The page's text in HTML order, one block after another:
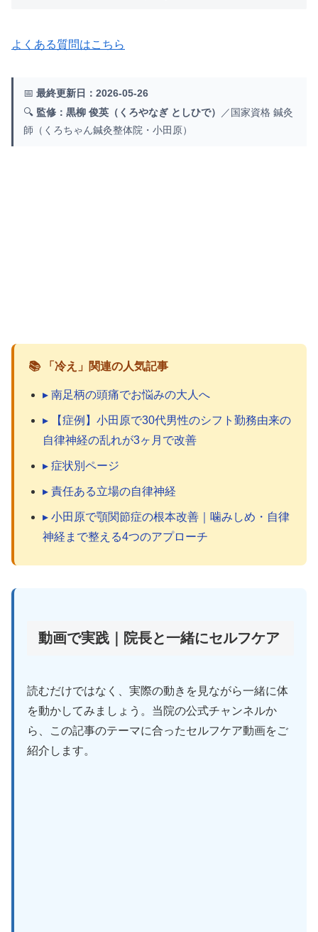
よくある質問はこちら
📅 最終更新日：2026-05-26
🔍 監修：黒柳 俊英（くろやなぎ としひで）
／国家資格 鍼灸
師（くろちゃん鍼灸整体院・小田原）
📚 「冷え」関連の人気記事
▸ 南足柄の頭痛でお悩みの大人へ
▸ 【症例】小田原で30代男性のシフト勤務由来の
自律神経の乱れが3ヶ月で改善
▸ 症状別ページ
▸ 責任ある立場の自律神経
▸ 小田原で顎関節症の根本改善｜噛みしめ・自律
神経まで整える4つのアプローチ
動画で実践｜院長と一緒にセルフケア
読むだけではなく、実際の動きを見ながら一緒に体
を動かしてみましょう。当院の公式チャンネルか
ら、この記事のテーマに合ったセルフケア動画をご
紹介します。